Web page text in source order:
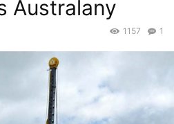
Australany
1
1157